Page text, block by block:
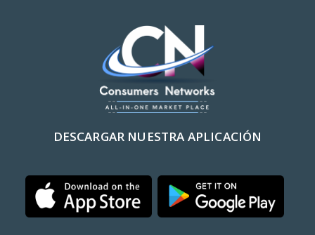
DESCARGAR NUESTRA APLICACIÓN